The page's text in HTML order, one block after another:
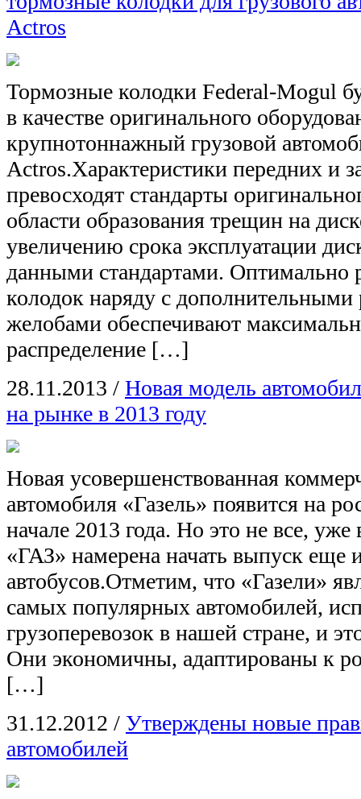
Actros
Тормозные колодки Federal-Mogul
в качестве оригинального
крупнотоннажный грузовой
Actros.Характеристики передних и
превосходят стандарты
области образования трещин на
увеличению срока эксплуатации
данными стандартами. Оптимально
колодок наряду с
желобами обеспечивают
распределение […]
28.11.2013 / Новая модель
на рынке в 2013 году
Новая усовершенствованная
автомобиля «Газель» появится на
начале 2013 года. Но это не все, уже
«ГАЗ» намерена начать выпуск еще
автобусов.Отметим, что «Газели»
самых популярных автомобилей,
грузоперевозок в нашей стране, и
Они экономичны, адаптированы к
[…]
31.12.2012 / Утверждены новые
автомобилей